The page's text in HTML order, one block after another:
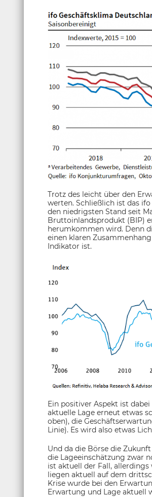
Trotz des leicht über den
werten. Schließlich ist das
den niedrigsten Stand seit
Bruttoinlandsprodukt (BIP)
herumkommen wird. Denn
einen klaren
Indikator ist.
Ein positiver Aspekt ist
aktuelle Lage erneut etwas
oben), die
Linie). Es wird also etwas
Und da die Börse die
die Lageeinschätzung zwar
ist aktuell der Fall,
liegen aktuell auf dem
Krise wurde bei den
Erwartung und Lage aktuell